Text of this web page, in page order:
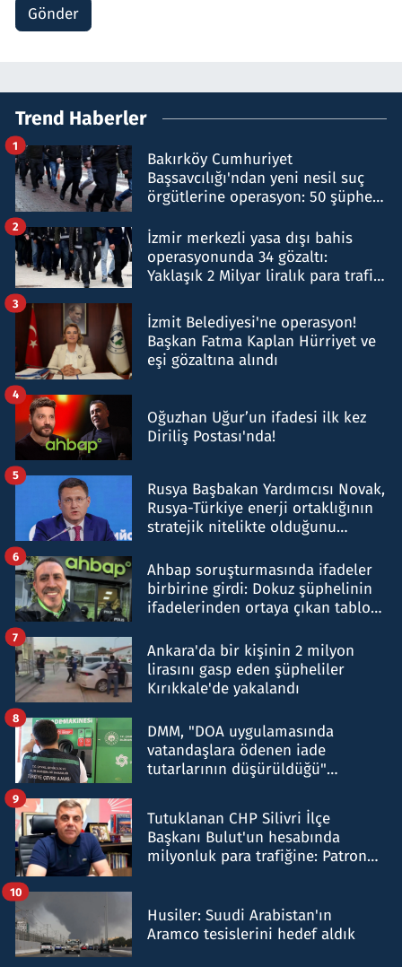
Gönder
Trend Haberler
Bakırköy Cumhuriyet
Başsavcılığı'ndan yeni nesil suç
örgütlerine operasyon: 50 şüpheli
1
İzmir merkezli yasa dışı bahis
operasyonunda 34 gözaltı:
Yaklaşık 2 Milyar liralık para trafiği
2
İzmit Belediyesi'ne operasyon!
Başkan Fatma Kaplan Hürriyet ve
eşi gözaltına alındı
3
Oğuzhan Uğur’un ifadesi ilk kez
Diriliş Postası'nda!
4
Rusya Başbakan Yardımcısı Novak,
Rusya-Türkiye enerji ortaklığının
stratejik nitelikte olduğunu
5
Ahbap soruşturmasında ifadeler
birbirine girdi: Dokuz şüphelinin
ifadelerinden ortaya çıkan tablo
6
Ankara'da bir kişinin 2 milyon
lirasını gasp eden şüpheliler
Kırıkkale'de yakalandı
7
DMM, "DOA uygulamasında
vatandaşlara ödenen iade
tutarlarının düşürüldüğü"
8
Tutuklanan CHP Silivri İlçe
Başkanı Bulut'un hesabında
milyonluk para trafiğine: Patron
9
Husiler: Suudi Arabistan'ın
Aramco tesislerini hedef aldık
10